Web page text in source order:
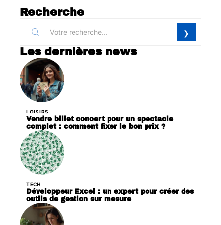
Recherche
Les dernières news
LOISIRS
Vendre billet concert pour un spectacle
complet : comment fixer le bon prix ?
TECH
Développeur Excel : un expert pour créer des
outils de gestion sur mesure